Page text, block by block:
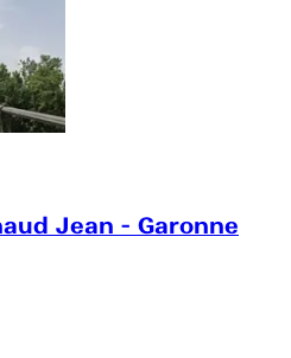
Jean - Garonne